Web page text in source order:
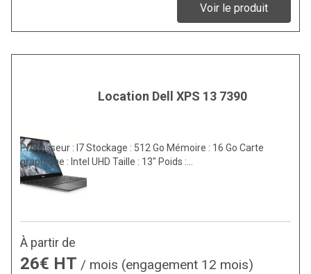
Voir le produit
Location Dell XPS 13 7390
Processeur : I7 Stockage : 512 Go Mémoire : 16 Go Carte
graphique : Intel UHD Taille : 13″ Poids :…
À partir de
26€ HT / mois (engagement 12 mois)